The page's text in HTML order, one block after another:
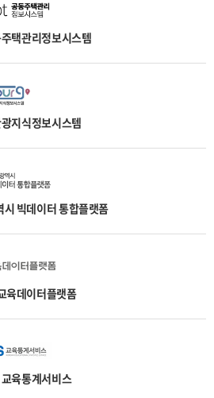
택관리정보시스템
지식정보시스템
시 빅데이터 통합플랫폼
육데이터플랫폼
교육통계서비스